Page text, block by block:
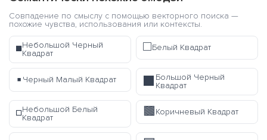
Совпадение по смыслу с помощью векторного поиска —
похожие чувства, использования или контексты.
◾Небольшой Черный
Квадрат
◻️Белый Квадрат
▪️ Черный Малый Квадрат
Большой Черный
Квадрат
◽Небольшой Белый
Квадрат
🟫Коричневый Квадрат